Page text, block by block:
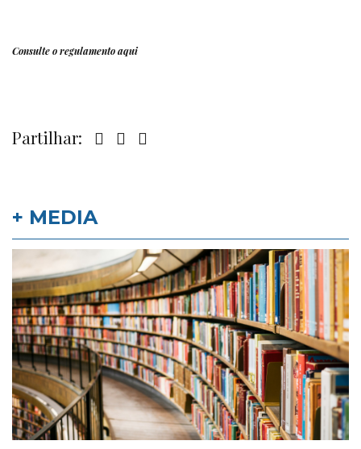
Consulte o regulamentoaqui
Partilhar:
+ MEDIA